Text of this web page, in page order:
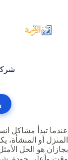
المحتوى
عندما تبدأ مشاكل
المنزل أو
بجازان هو الحل